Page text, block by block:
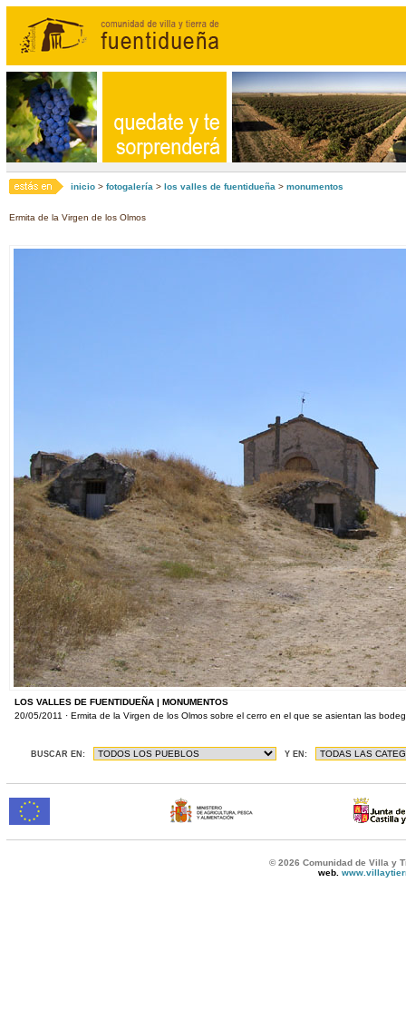
inicio > fotogalería > los valles de fuentidueña > monumentos
Ermita de la Virgen de los Olmos
LOS VALLES DE FUENTIDUEÑA | MONUMENTOS
20/05/2011 · Ermita de la Virgen de los Olmos sobre el cerro en el que se asientan las
BUSCAR EN: Y EN:
© 2026 Comunidad de Villa y
web.